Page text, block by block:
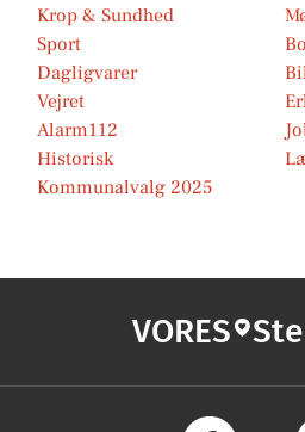
Krop & Sundhed
Sport
Dagligvarer
Vejret
Alarm112
Historisk
Kommunalvalg 2025
VORES